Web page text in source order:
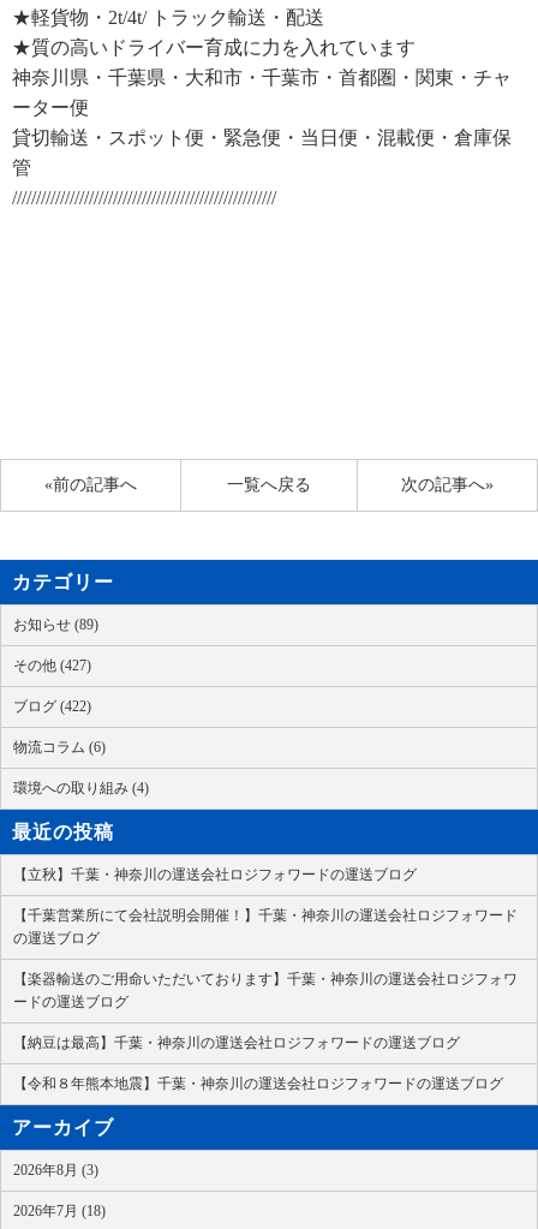
★軽貨物・2t/4t/ トラック輸送・配送
★質の高いドライバー育成に力を入れています
神奈川県・千葉県・大和市・千葉市・首都圏・関東・チャ
ーター便
貸切輸送・スポット便・緊急便・当日便・混載便・倉庫保
管
///////////////////////////////////////////////////////
«前の記事へ 次の記事へ»
一覧へ戻る
カテゴリー
お知らせ (89)
その他 (427)
ブログ (422)
物流コラム (6)
環境への取り組み (4)
最近の投稿
【立秋】千葉・神奈川の運送会社ロジフォワードの運送ブログ
【千葉営業所にて会社説明会開催！】千葉・神奈川の運送会社ロジフォワード
の運送ブログ
【楽器輸送のご用命いただいております】千葉・神奈川の運送会社ロジフォワ
ードの運送ブログ
【納豆は最高】千葉・神奈川の運送会社ロジフォワードの運送ブログ
【令和８年熊本地震】千葉・神奈川の運送会社ロジフォワードの運送ブログ
アーカイブ
2026年8月 (3)
2026年7月 (18)